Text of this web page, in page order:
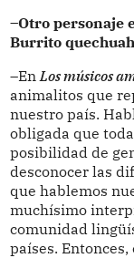
–Otro personaje
Burrito
–En Los músicos
animalitos que
nuestro país.
obligada que
posibilidad de
desconocer las
que hablemos
muchísimo
comunidad
países.